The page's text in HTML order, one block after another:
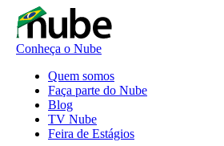
Conheça o Nube
Quem somos
Faça parte do Nube
Blog
TV Nube
Feira de Estágios